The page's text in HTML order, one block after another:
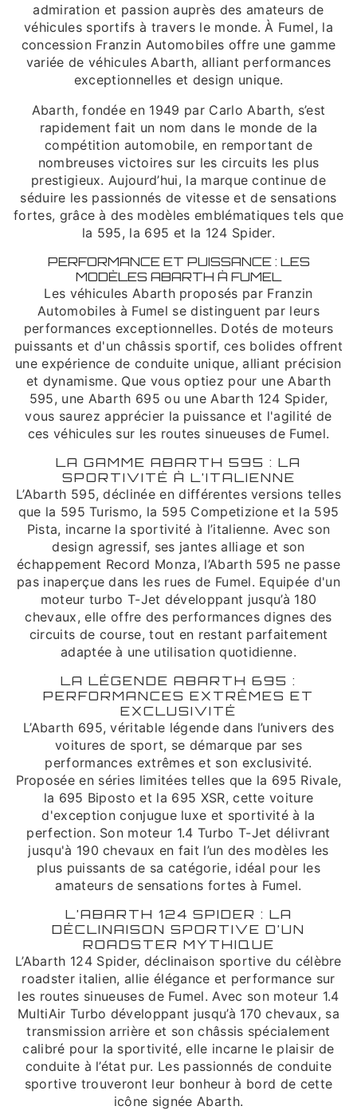
admiration et passion auprès des amateurs de
véhicules sportifs à travers le monde. À Fumel, la
concession Franzin Automobiles offre une gamme
variée de véhicules Abarth, alliant performances
exceptionnelles et design unique.
Abarth, fondée en 1949 par Carlo Abarth, s’est
rapidement fait un nom dans le monde de la
compétition automobile, en remportant de
nombreuses victoires sur les circuits les plus
prestigieux. Aujourd’hui, la marque continue de
séduire les passionnés de vitesse et de sensations
fortes, grâce à des modèles emblématiques tels que
la 595, la 695 et la 124 Spider.
PERFORMANCE ET PUISSANCE : LES
MODÈLES ABARTH À FUMEL
Les véhicules Abarth proposés par Franzin
Automobiles à Fumel se distinguent par leurs
performances exceptionnelles. Dotés de moteurs
puissants et d'un châssis sportif, ces bolides offrent
une expérience de conduite unique, alliant précision
et dynamisme. Que vous optiez pour une Abarth
595, une Abarth 695 ou une Abarth 124 Spider,
vous saurez apprécier la puissance et l'agilité de
ces véhicules sur les routes sinueuses de Fumel.
LA GAMME ABARTH 595 : LA
SPORTIVITÉ À L’ITALIENNE
L’Abarth 595, déclinée en différentes versions telles
que la 595 Turismo, la 595 Competizione et la 595
Pista, incarne la sportivité à l’italienne. Avec son
design agressif, ses jantes alliage et son
échappement Record Monza, l’Abarth 595 ne passe
pas inaperçue dans les rues de Fumel. Equipée d'un
moteur turbo T-Jet développant jusqu’à 180
chevaux, elle offre des performances dignes des
circuits de course, tout en restant parfaitement
adaptée à une utilisation quotidienne.
LA LÉGENDE ABARTH 695 :
PERFORMANCES EXTRÊMES ET
EXCLUSIVITÉ
L’Abarth 695, véritable légende dans l’univers des
voitures de sport, se démarque par ses
performances extrêmes et son exclusivité.
Proposée en séries limitées telles que la 695 Rivale,
la 695 Biposto et la 695 XSR, cette voiture
d'exception conjugue luxe et sportivité à la
perfection. Son moteur 1.4 Turbo T-Jet délivrant
jusqu'à 190 chevaux en fait l’un des modèles les
plus puissants de sa catégorie, idéal pour les
amateurs de sensations fortes à Fumel.
L’ABARTH 124 SPIDER : LA
DÉCLINAISON SPORTIVE D’UN
ROADSTER MYTHIQUE
L’Abarth 124 Spider, déclinaison sportive du célèbre
roadster italien, allie élégance et performance sur
les routes sinueuses de Fumel. Avec son moteur 1.4
MultiAir Turbo développant jusqu’à 170 chevaux, sa
transmission arrière et son châssis spécialement
calibré pour la sportivité, elle incarne le plaisir de
conduite à l’état pur. Les passionnés de conduite
sportive trouveront leur bonheur à bord de cette
icône signée Abarth.